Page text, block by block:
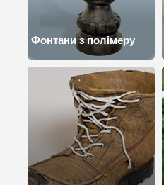
Фонтани з полімеру